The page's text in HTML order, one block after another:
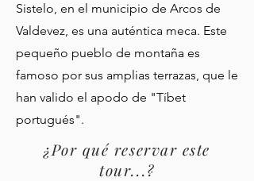
Sistelo, en el municipio de Arcos de
Valdevez, es una auténtica meca. Este
pequeño pueblo de montaña es
famoso por sus amplias terrazas, que le
han valido el apodo de "Tíbet
portugués".
¿Por qué reservar este
tour...?